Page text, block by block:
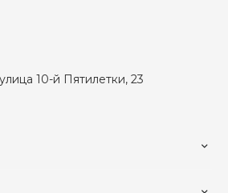
10-й Пятилетки, 23